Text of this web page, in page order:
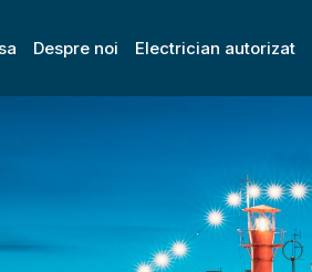
Despre noi Electrician autorizat